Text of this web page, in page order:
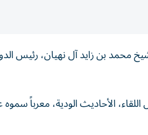
الأحاديث الودية، معرباً